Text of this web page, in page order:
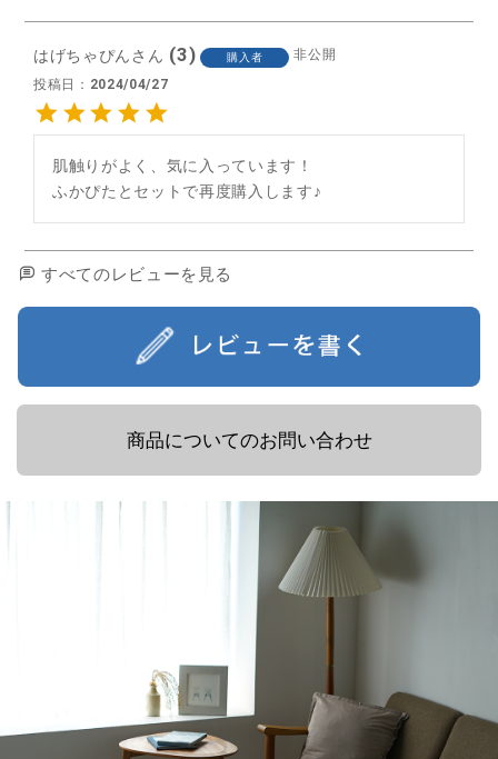
はげちゃぴん 3 購入者
非公開
投稿日
2024/04/27
肌触りがよく、気に入っています！
ふかぴたとセットで再度購入します♪
すべてのレビューを見る
商品についてのお問い合わせ